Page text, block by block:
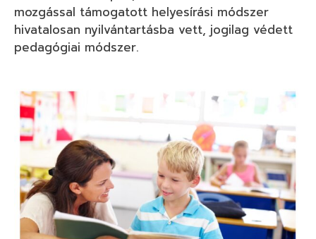
mozgással támogatott helyesírási módszer
hivatalosan nyilvántartásba vett, jogilag védett
pedagógiai módszer.